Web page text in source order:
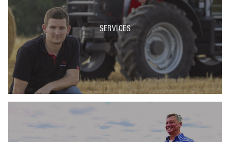
SERVICES